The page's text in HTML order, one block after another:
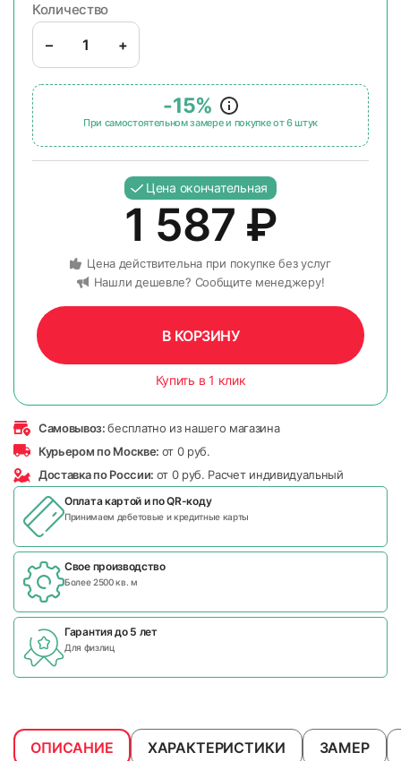
Количество
– +
-15%
При самостоятельном замере и покупке от 6 штук
Цена окончательная
1 587 ₽
Цена действительна при покупке без услуг
Нашли дешевле? Сообщите менеджеру!
В КОРЗИНУ
Купить в 1 клик
Самовывоз:бесплатно из нашего магазина
Курьером по Москве: от 0 руб.
Доставка по России: от 0 руб. Расчет индивидуальный
Оплата картой и поQR-коду
Принимаем дебетовые и кредитные карты
Свое производство
Более 2500 кв. м
Гарантия до 5 лет
Для физлиц
ОПИСАНИЕ ХАРАКТЕРИСТИКИ ЗАМЕР